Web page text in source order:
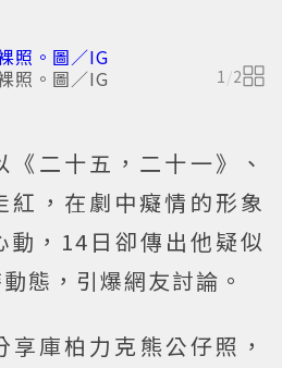
照。圖／IG 1/2
二十五，二十一》、
紅，在劇中癡情的形象
動，14日卻傳出他疑似
態，引爆網友討論。
庫柏力克熊公仔照，